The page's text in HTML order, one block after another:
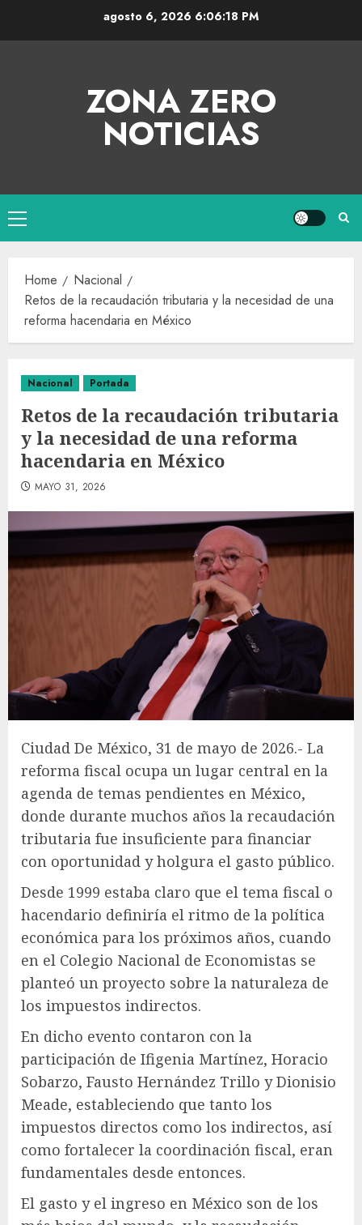
agosto 6, 2026 6:06:18 PM
ZONA ZERO
NOTICIAS
Home
Nacional
Retos de la recaudación tributaria y la necesidad de una
reforma hacendaria en México
Nacional Portada
Retos de la recaudación tributaria
y la necesidad de una reforma
hacendaria en México
MAYO 31, 2026
Ciudad De México, 31 de mayo de 2026.- La
reforma fiscal ocupa un lugar central en la
agenda de temas pendientes en México,
donde durante muchos años la recaudación
tributaria fue insuficiente para financiar
con oportunidad y holgura el gasto público.
Desde 1999 estaba claro que el tema fiscal o
hacendario definiría el ritmo de la política
económica para los próximos años, cuando
en el Colegio Nacional de Economistas se
planteó un proyecto sobre la naturaleza de
los impuestos indirectos.
En dicho evento contaron con la
participación de Ifigenia Martínez, Horacio
Sobarzo, Fausto Hernández Trillo y Dionisio
Meade, estableciendo que tanto los
impuestos directos como los indirectos, así
como fortalecer la coordinación fiscal, eran
fundamentales desde entonces.
El gasto y el ingreso en México son de los